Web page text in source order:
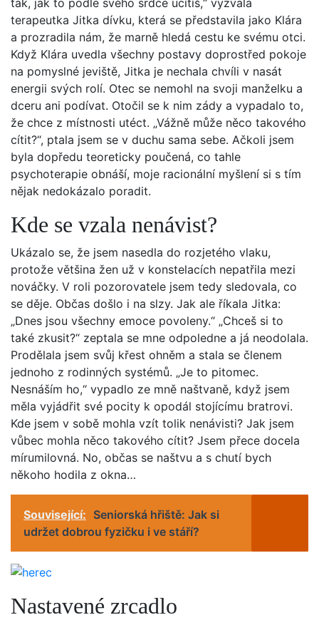
terapeutka Jitka dívku, která se představila jako Klára
a prozradila nám, že marně hledá cestu ke svému otci.
Když Klára uvedla všechny postavy doprostřed pokoje
na pomyslné jeviště, Jitka je nechala chvíli v nasát
energii svých rolí. Otec se nemohl na svoji manželku a
dceru ani podívat. Otočil se k nim zády a vypadalo to,
že chce z místnosti utéct. „Vážně může něco takového
cítit?“, ptala jsem se v duchu sama sebe. Ačkoli jsem
byla dopředu teoreticky poučená, co tahle
psychoterapie obnáší, moje racionální myšlení si s tím
nějak nedokázalo poradit.
Kde se vzala nenávist?
Ukázalo se, že jsem nasedla do rozjetého vlaku,
protože většina žen už v konstelacích nepatřila mezi
nováčky. V roli pozorovatele jsem tedy sledovala, co
se děje. Občas došlo i na slzy. Jak ale říkala Jitka:
„Dnes jsou všechny emoce povoleny.“ „Chceš si to
také zkusit?“ zeptala se mne odpoledne a já neodolala.
Prodělala jsem svůj křest ohněm a stala se členem
jednoho z rodinných systémů. „Je to pitomec.
Nesnáším ho,“ vypadlo ze mně naštvaně, když jsem
měla vyjádřit své pocity k opodál stojícímu bratrovi.
Kde jsem v sobě mohla vzít tolik nenávisti? Jak jsem
vůbec mohla něco takového cítit? Jsem přece docela
mírumilovná. No, občas se naštvu a s chutí bych
někoho hodila z okna…
Související: Seniorská hřiště: Jak si
udržet dobrou fyzičku i ve stáří?
Nastavené zrcadlo